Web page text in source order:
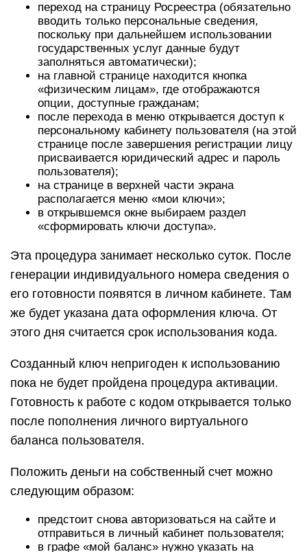
переход на страницу Росреестра (обязательно
вводить только персональные сведения,
поскольку при дальнейшем использовании
государственных услуг данные будут
заполняться автоматически);
на главной странице находится кнопка
«физическим лицам», где отображаются
опции, доступные гражданам;
после перехода в меню открывается доступ к
персональному кабинету пользователя (на этой
странице после завершения регистрации лицу
присваивается юридический адрес и пароль
пользователя);
на странице в верхней части экрана
располагается меню «мои ключи»;
в открывшемся окне выбираем раздел
«сформировать ключи доступа».
Эта процедура занимает несколько суток. После
генерации индивидуального номера сведения о
его готовности появятся в личном кабинете. Там
же будет указана дата оформления ключа. От
этого дня считается срок использования кода.
Созданный ключ непригоден к использованию
пока не будет пройдена процедура активации.
Готовность к работе с кодом открывается только
после пополнения личного виртуального
баланса пользователя.
Положить деньги на собственный счет можно
следующим образом:
предстоит снова авторизоваться на сайте и
отправиться в личный кабинет пользователя;
в графе «мой баланс» нужно указать на